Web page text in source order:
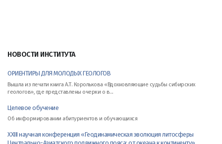
НОВОСТИ ИНСТИТУТА
ОРИЕНТИРЫ ДЛЯ МОЛОДЫХ ГЕОЛОГОВ
Вышла из печати книга А.Т. Королькова «Вдохновляющие судьбы сибирских
геологов», где представлены очерки о в...
Целевое обучение
Об информировании абитуриентов и обучающихся
XXIII научная конференция «Геодинамическая эволюция литосферы